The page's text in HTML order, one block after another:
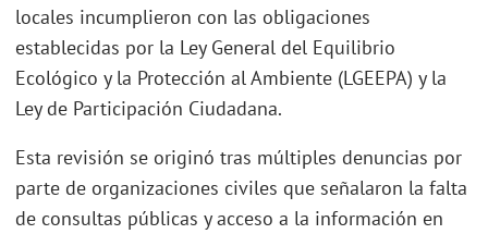
locales incumplieron con las obligaciones
establecidas por la Ley General del Equilibrio
Ecológico y la Protección al Ambiente (LGEEPA) y la
Ley de Participación Ciudadana.
Esta revisión se originó tras múltiples denuncias por
parte de organizaciones civiles que señalaron la falta
de consultas públicas y acceso a la información en